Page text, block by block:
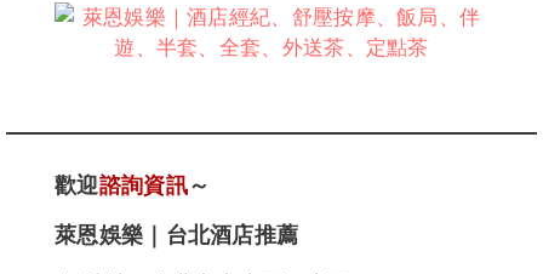
歡迎諮詢資訊～
萊恩娛樂 ｜台北酒店推薦